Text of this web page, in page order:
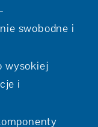
swobodne i
wysokiej
i